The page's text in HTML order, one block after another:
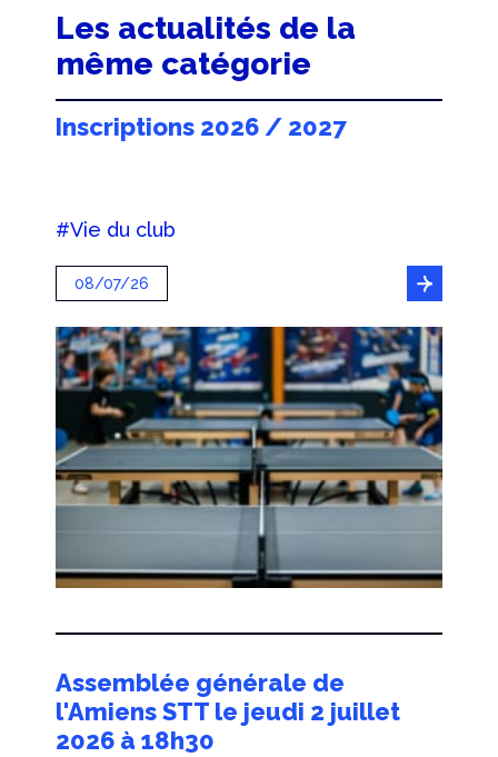
Les actualités de la
même catégorie
Inscriptions 2026 / 2027
#Vie du club
08/07/26
Assemblée générale de
l'Amiens STT le jeudi 2 juillet
2026 à 18h30